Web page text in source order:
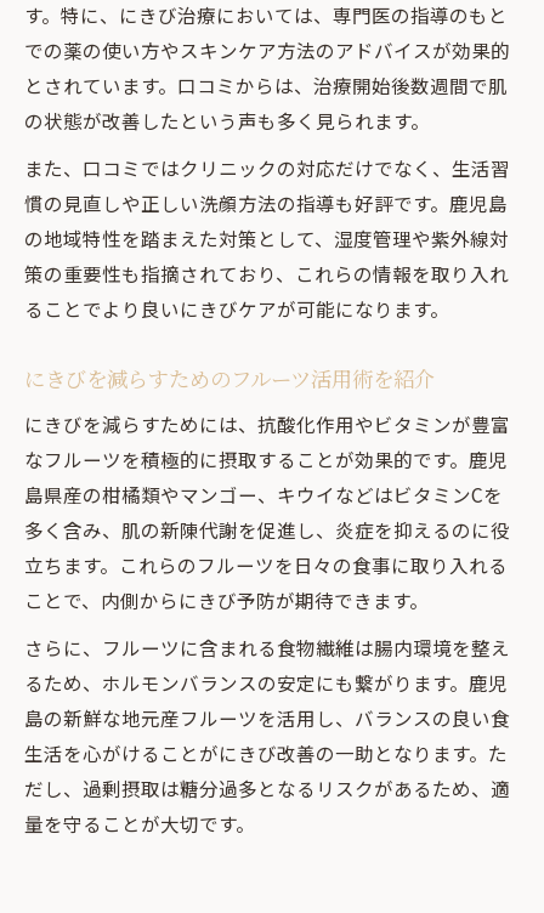
す。特に、にきび治療においては、専門医の指導のもと
での薬の使い方やスキンケア方法のアドバイスが効果的
とされています。口コミからは、治療開始後数週間で肌
の状態が改善したという声も多く見られます。
また、口コミではクリニックの対応だけでなく、生活習
慣の見直しや正しい洗顔方法の指導も好評です。鹿児島
の地域特性を踏まえた対策として、湿度管理や紫外線対
策の重要性も指摘されており、これらの情報を取り入れ
ることでより良いにきびケアが可能になります。
にきびを減らすためのフルーツ活用術を紹介
にきびを減らすためには、抗酸化作用やビタミンが豊富
なフルーツを積極的に摂取することが効果的です。鹿児
島県産の柑橘類やマンゴー、キウイなどはビタミンCを
多く含み、肌の新陳代謝を促進し、炎症を抑えるのに役
立ちます。これらのフルーツを日々の食事に取り入れる
ことで、内側からにきび予防が期待できます。
さらに、フルーツに含まれる食物繊維は腸内環境を整え
るため、ホルモンバランスの安定にも繋がります。鹿児
島の新鮮な地元産フルーツを活用し、バランスの良い食
生活を心がけることがにきび改善の一助となります。た
だし、過剰摂取は糖分過多となるリスクがあるため、適
量を守ることが大切です。